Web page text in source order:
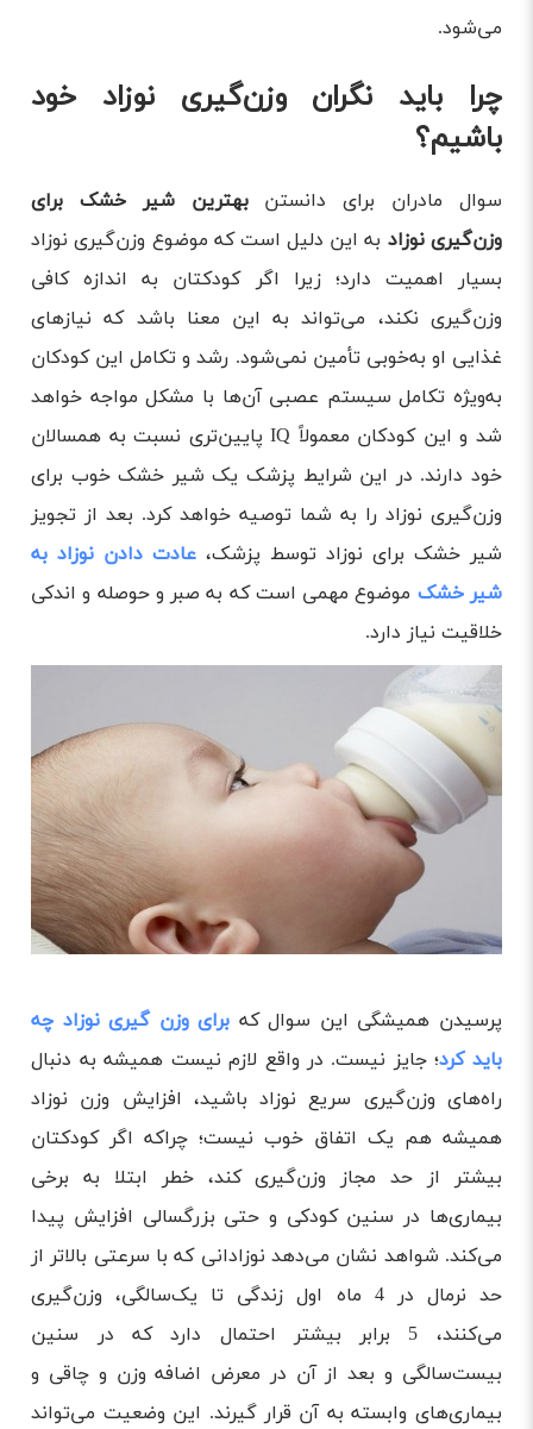
می‌شود.
چرا باید نگران وزن‌گیری نوزاد خود
باشیم؟
سوال مادران برای دانستن بهترین
شیر خشک برای
وزن‌گیری نوزاد به این دلیل است که موضوع وزن‌گیری نوزاد
بسیار اهمیت دارد؛ زیرا اگر کودکتان به اندازه کافی
وزن‌گیری نکند، می‌تواند به این معنا باشد که نیازهای
غذایی او به‌خوبی تأمین نمی‌شود. رشد و تکامل این کودکان
به‌ویژه تکامل سیستم عصبی آن‌ها با مشکل مواجه خواهد
شد و این کودکان معمولاً IQ پایین‌تری نسبت به همسالان
خود دارند. در این شرایط پزشک یک شیر خشک خوب برای
وزن‌گیری نوزاد را به شما توصیه خواهد کرد. بعد از تجویز
شیر خشک برای نوزاد توسط پزشک، عادت دادن نوزاد به
شیر خشک موضوع مهمی است که به صبر و حوصله و اندکی
خلاقیت نیاز دارد.
پرسیدن همیشگی این سوال که برای وزن گیری نوزاد چه
باید کرد؛ جایز نیست. در واقع لازم نیست همیشه به دنبال
راه‌های وزن‌گیری سریع نوزاد باشید، افزایش وزن نوزاد
همیشه هم یک اتفاق خوب نیست؛ چراکه اگر کودکتان
بیشتر از حد مجاز وزن‌گیری کند، خطر ابتلا به برخی
بیماری‌ها در سنین کودکی و حتی بزرگسالی افزایش پیدا
می‌کند. شواهد نشان می‌دهد نوزادانی که با سرعتی بالاتر از
حد نرمال در 4 ماه اول زندگی تا یک‌سالگی، وزن‌گیری
می‌کنند، 5 برابر بیشتر احتمال دارد که در سنین
بیست‌سالگی و بعد از آن در معرض اضافه ‌وزن و چاقی و
بیماری‌های وابسته به آن قرار گیرند. این وضعیت می‌تواند